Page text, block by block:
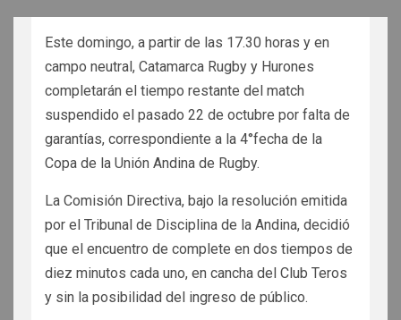
Este domingo, a partir de las 17.30 horas y en
campo neutral, Catamarca Rugby y Hurones
completarán el tiempo restante del match
suspendido el pasado 22 de octubre por falta de
garantías, correspondiente a la 4°fecha de la
Copa de la Unión Andina de Rugby.
La Comisión Directiva, bajo la resolución emitida
por el Tribunal de Disciplina de la Andina, decidió
que el encuentro de complete en dos tiempos de
diez minutos cada uno, en cancha del Club Teros
y sin la posibilidad del ingreso de público.